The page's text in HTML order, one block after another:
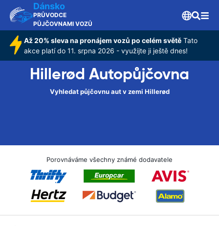
Dánsko
PRŮVODCE
PŮJČOVNAMI VOZŮ
Až 20% sleva na pronájem vozů po celém světě Tato
akce platí do 11. srpna 2026 - využijte ji ještě dnes!
Hillerød Autopůjčovna
Vyhledat půjčovnu aut v zemi Hillerød
Porovnáváme všechny známé dodavatele